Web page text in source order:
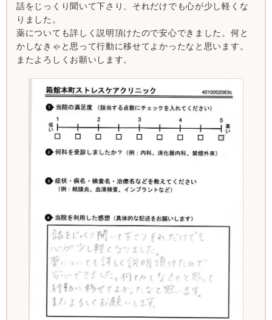
話をじっくり聞いて下さり、それだけでも心が少し軽くな
りました。
薬についても詳しく説明頂けたので安心できました。何と
かしなきゃと思って行動に移せてよかったなと思います。
またよろしくお願いします。